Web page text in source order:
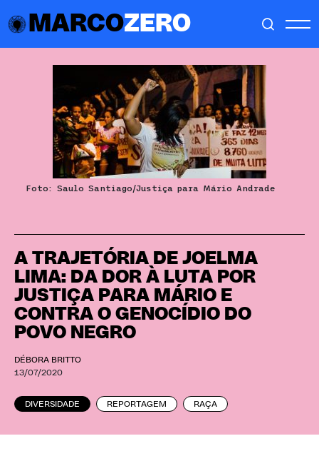
MARCOZERO
A TRAJETÓRIA DE JOELMA
LIMA: DA DOR À LUTA POR
JUSTIÇA PARA MÁRIO E
CONTRA O GENOCÍDIO DO
POVO NEGRO
DÉBORA BRITTO
13/07/2020
DIVERSIDADE REPORTAGEM RAÇA
Foto: Saulo Santiago/Justiça para Mário Andrade